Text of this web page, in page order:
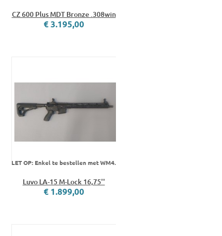
CZ 600 Plus MDT Bronze .308win
€ 3.195,00
Luvo LA-15 M-Lock 16,75''
€ 1.899,00
LET OP: Enkel te bestellen met WM4.